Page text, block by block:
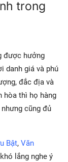
trong
được hưởng
danh giá và phú
đắc địa và
hòa thì họ hàng
cũng đủ
Bật, Văn
lắng nghe ý